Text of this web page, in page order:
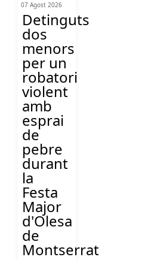
07 Agost 2026
Detinguts
dos
menors
per un
robatori
violent
amb
esprai
de
pebre
durant
la
Festa
Major
d'Olesa
de
Montserrat